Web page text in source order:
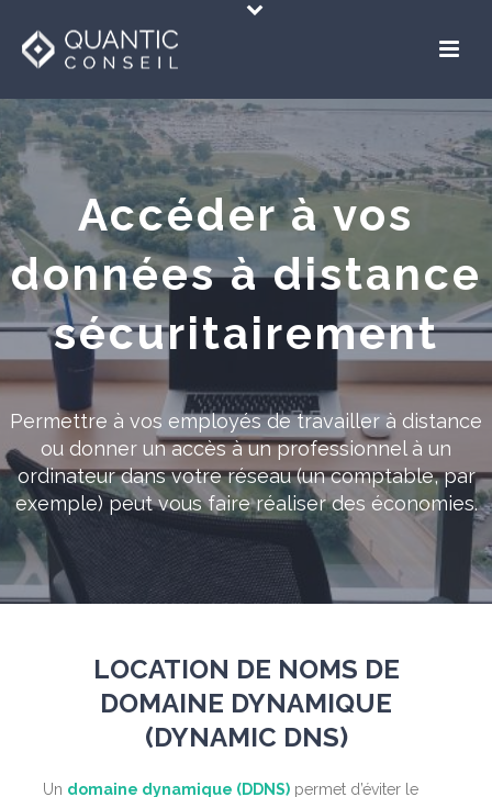
Accéder à vos
données à distance
sécuritairement
Permettre à vos employés de travailler à distance
ou donner un accès à un professionnel à un
ordinateur dans votre réseau (un comptable, par
exemple) peut vous faire réaliser des économies.
LOCATION DE NOMS DE
DOMAINE DYNAMIQUE
(DYNAMIC DNS)
Un domaine dynamique (DDNS)permet d’éviter le